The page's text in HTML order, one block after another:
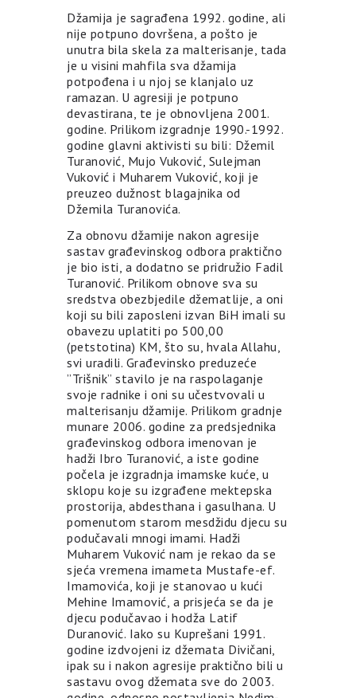
Džamija je sagrađena 1992. godine, ali
nije potpuno dovršena, a pošto je
unutra bila skela za malterisanje, tada
je u visini mahfila sva džamija
potpođena i u njoj se klanjalo uz
ramazan. U agresiji je potpuno
devastirana, te je obnovljena 2001.
godine. Prilikom izgradnje 1990.-1992.
godine glavni aktivisti su bili: Džemil
Turanović, Mujo Vuković, Sulejman
Vuković i Muharem Vuković, koji je
preuzeo dužnost blagajnika od
Džemila Turanovića.
Za obnovu džamije nakon agresije
sastav građevinskog odbora praktično
je bio isti, a dodatno se pridružio Fadil
Turanović. Prilikom obnove sva su
sredstva obezbjedile džematlije, a oni
koji su bili zaposleni izvan BiH imali su
obavezu uplatiti po 500,00
(petstotina) KM, što su, hvala Allahu,
svi uradili. Građevinsko preduzeće
”Trišnik” stavilo je na raspolaganje
svoje radnike i oni su učestvovali u
malterisanju džamije. Prilikom gradnje
munare 2006. godine za predsjednika
građevinskog odbora imenovan je
hadži Ibro Turanović, a iste godine
počela je izgradnja imamske kuće, u
sklopu koje su izgrađene mektepska
prostorija, abdesthana i gasulhana. U
pomenutom starom mesdžidu djecu su
podučavali mnogi imami. Hadži
Muharem Vuković nam je rekao da se
sjeća vremena imameta Mustafe-ef.
Imamovića, koji je stanovao u kući
Mehine Imamović, a prisjeća se da je
djecu podučavao i hodža Latif
Duranović. Iako su Kuprešani 1991.
godine izdvojeni iz džemata Divičani,
ipak su i nakon agresije praktično bili u
sastavu ovog džemata sve do 2003.